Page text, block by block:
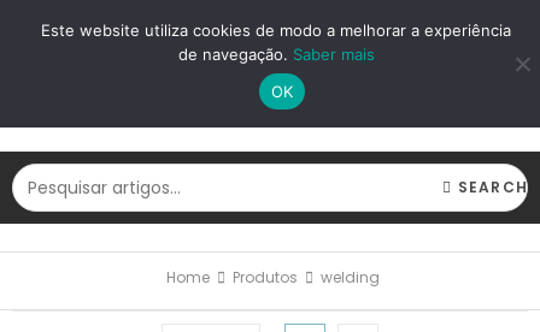
LOGIN REGISTAR
SEARCH
Home Produtos welding
Este website utiliza cookies de modo a melhorar a experiência
de navegação. Saber mais
OK